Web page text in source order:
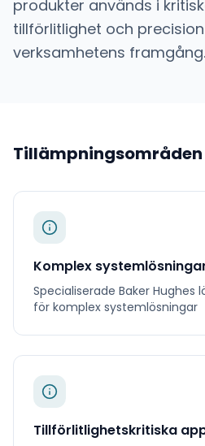
produkter används i
tillförlitlighet och
verksamhetens framgång.
Komplex
Specialiserade Baker Hughes
för komplex systemlösningar
Tillförlitlighetskritiska